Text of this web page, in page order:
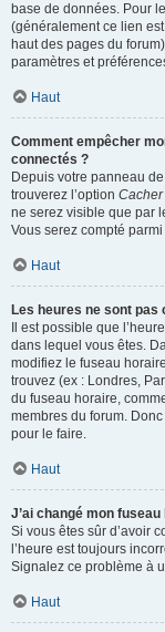
base de données. Pour
(généralement ce lien
haut des pages du
paramètres et
Haut
Comment empêcher
connectés ?
Depuis votre panneau
trouverez l’option
ne serez visible que par
Vous serez compté
Haut
Les heures ne sont pas
Il est possible que
dans lequel vous êtes.
modifiez le fuseau
trouvez (ex : Londres,
du fuseau horaire,
membres du forum.
pour le faire.
Haut
J’ai changé mon
Si vous êtes sûr d’avoir
l’heure est toujours
Signalez ce problème à
Haut